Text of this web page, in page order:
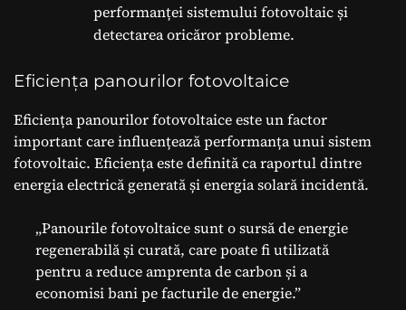
performanței sistemului fotovoltaic și
detectarea oricăror probleme.
Eficiența panourilor fotovoltaice
Eficiența panourilor fotovoltaice este un factor
important care influențează performanța unui sistem
fotovoltaic. Eficiența este definită ca raportul dintre
energia electrică generată și energia solară incidentă.
„Panourile fotovoltaice sunt o sursă de energie
regenerabilă și curată, care poate fi utilizată
pentru a reduce amprenta de carbon și a
economisi bani pe facturile de energie.”